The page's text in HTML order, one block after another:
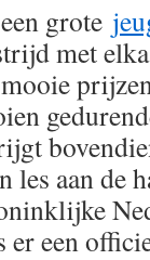
grote
met
les aan de
er een